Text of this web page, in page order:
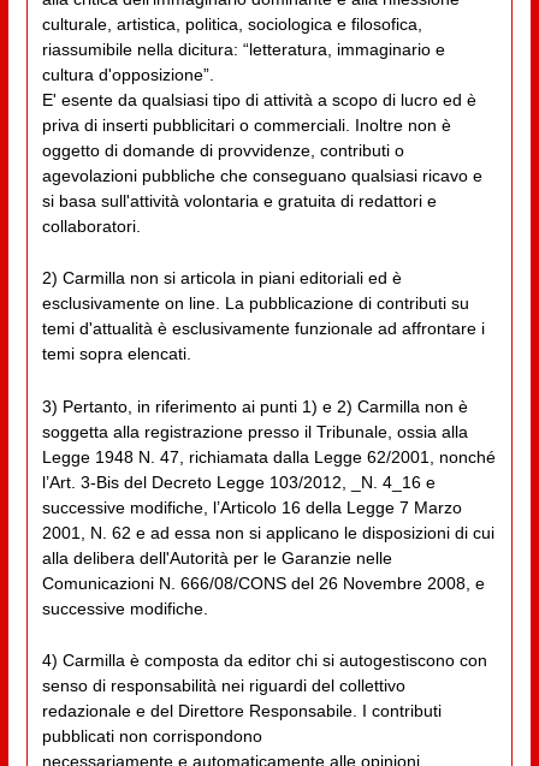
culturale, artistica, politica, sociologica e filosofica,
riassumibile nella dicitura: “letteratura, immaginario e
cultura d'opposizione”.
E' esente da qualsiasi tipo di attività a scopo di lucro ed è
priva di inserti pubblicitari o commerciali. Inoltre non è
oggetto di domande di provvidenze, contributi o
agevolazioni pubbliche che conseguano qualsiasi ricavo e
si basa sull'attività volontaria e gratuita di redattori e
collaboratori.
2) Carmilla non si articola in piani editoriali ed è
esclusivamente on line. La pubblicazione di contributi su
temi d'attualità è esclusivamente funzionale ad affrontare i
temi sopra elencati.
3) Pertanto, in riferimento ai punti 1) e 2) Carmilla non è
soggetta alla registrazione presso il Tribunale, ossia alla
Legge 1948 N. 47, richiamata dalla Legge 62/2001, nonché
l’Art. 3-Bis del Decreto Legge 103/2012, _N. 4_16 e
successive modifiche, l’Articolo 16 della Legge 7 Marzo
2001, N. 62 e ad essa non si applicano le disposizioni di cui
alla delibera dell'Autorità per le Garanzie nelle
Comunicazioni N. 666/08/CONS del 26 Novembre 2008, e
successive modifiche.
4) Carmilla è composta da editor chi si autogestiscono con
senso di responsabilità nei riguardi del collettivo
redazionale e del Direttore Responsabile. I contributi
pubblicati non corrispondono
necessariamente e automaticamente alle opinioni